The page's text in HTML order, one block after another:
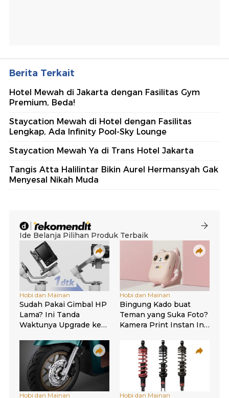
Berita Terkait
Hotel Mewah di Jakarta dengan Fasilitas Gym
Premium, Beda!
Staycation Mewah di Hotel dengan Fasilitas
Lengkap, Ada Infinity Pool-Sky Lounge
Staycation Mewah Ya di Trans Hotel Jakarta
Tangis Atta Halilintar Bikin Aurel Hermansyah Gak
Menyesal Nikah Muda